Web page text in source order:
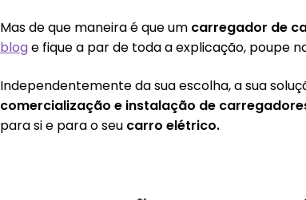
Mas de que maneira é que um carregador de
bloge fique a par de toda a explicação, poupe
Independentemente da sua escolha, a sua
comercialização e instalação de
para si e para o seu carro elétrico.